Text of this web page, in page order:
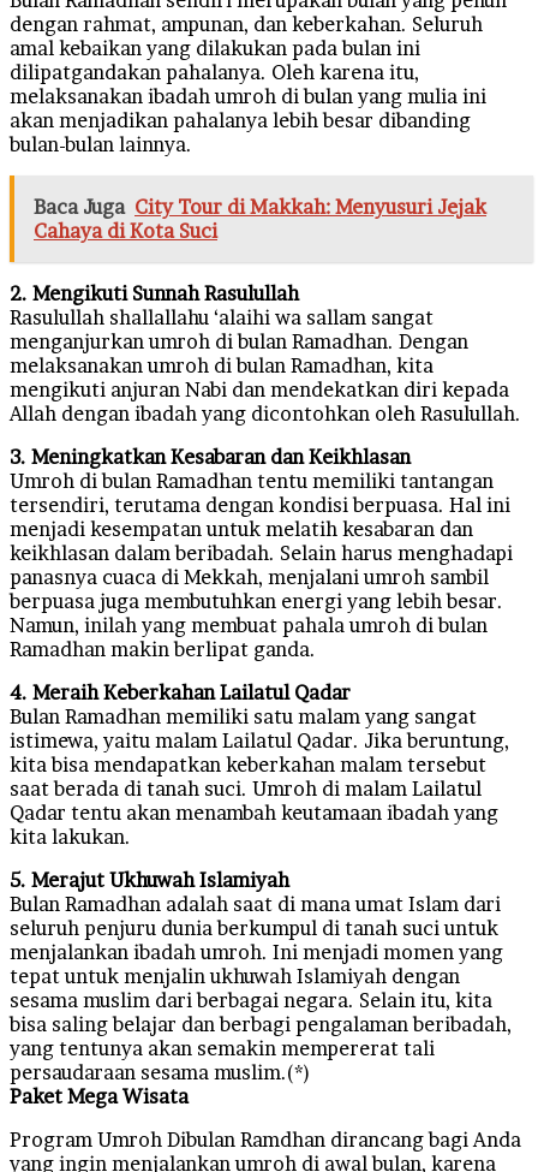
dengan rahmat, ampunan, dan keberkahan. Seluruh
amal kebaikan yang dilakukan pada bulan ini
dilipatgandakan pahalanya. Oleh karena itu,
melaksanakan ibadah umroh di bulan yang mulia ini
akan menjadikan pahalanya lebih besar dibanding
bulan-bulan lainnya.
Baca Juga City Tour di Makkah: Menyusuri Jejak
Cahaya di Kota Suci
2. Mengikuti Sunnah Rasulullah
Rasulullah shallallahu ‘alaihi wa sallam sangat
menganjurkan umroh di bulan Ramadhan. Dengan
melaksanakan umroh di bulan Ramadhan, kita
mengikuti anjuran Nabi dan mendekatkan diri kepada
Allah dengan ibadah yang dicontohkan oleh Rasulullah.
3. Meningkatkan Kesabaran dan Keikhlasan
Umroh di bulan Ramadhan tentu memiliki tantangan
tersendiri, terutama dengan kondisi berpuasa. Hal ini
menjadi kesempatan untuk melatih kesabaran dan
keikhlasan dalam beribadah. Selain harus menghadapi
panasnya cuaca di Mekkah, menjalani umroh sambil
berpuasa juga membutuhkan energi yang lebih besar.
Namun, inilah yang membuat pahala umroh di bulan
Ramadhan makin berlipat ganda.
4. Meraih Keberkahan Lailatul Qadar
Bulan Ramadhan memiliki satu malam yang sangat
istimewa, yaitu malam Lailatul Qadar. Jika beruntung,
kita bisa mendapatkan keberkahan malam tersebut
saat berada di tanah suci. Umroh di malam Lailatul
Qadar tentu akan menambah keutamaan ibadah yang
kita lakukan.
5. Merajut Ukhuwah Islamiyah
Bulan Ramadhan adalah saat di mana umat Islam dari
seluruh penjuru dunia berkumpul di tanah suci untuk
menjalankan ibadah umroh. Ini menjadi momen yang
tepat untuk menjalin ukhuwah Islamiyah dengan
sesama muslim dari berbagai negara. Selain itu, kita
bisa saling belajar dan berbagi pengalaman beribadah,
yang tentunya akan semakin mempererat tali
persaudaraan sesama muslim.(*)
Paket Mega Wisata
Program Umroh Dibulan Ramdhan dirancang bagi Anda
yang ingin menjalankan umroh di awal bulan, karena